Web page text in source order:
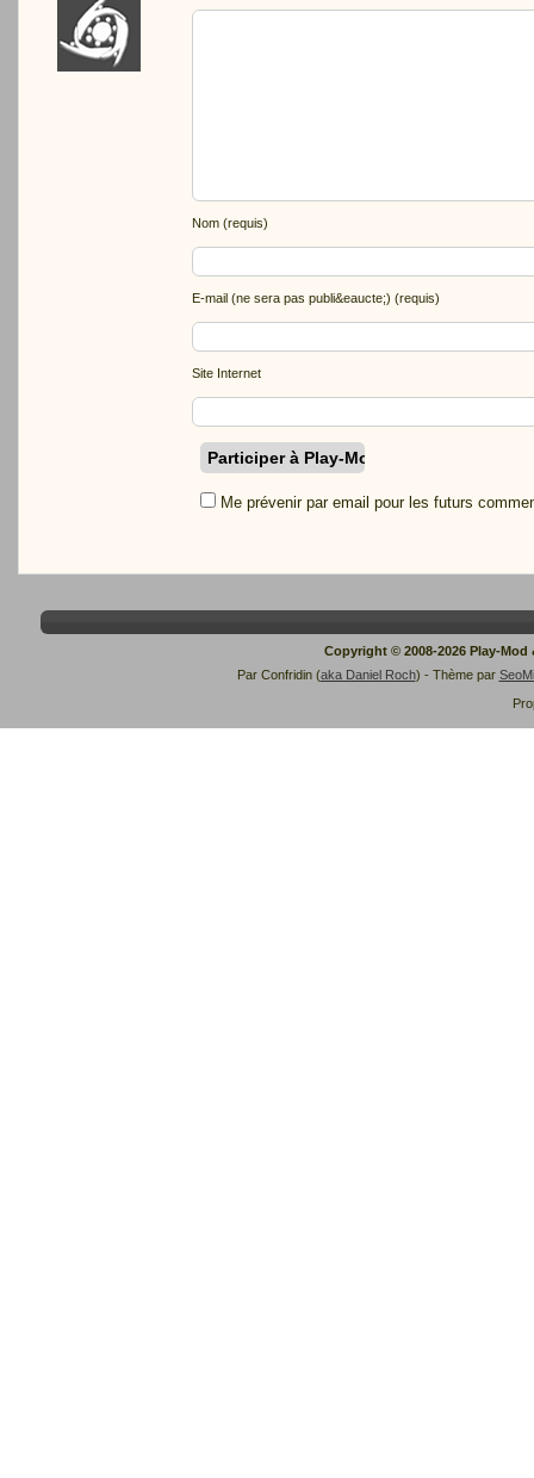
Nom (requis)
E-mail (ne sera pas publi&eaucte;) (requis)
Site Internet
Me prévenir par email pour les futurs
Copyright © 2008-2026 Play-
Par Confridin (aka Daniel Roch) - Thème par